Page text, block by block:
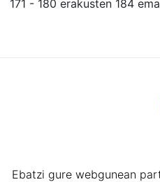
171 - 180 erakusten 184
Ebatzi gure webgunean